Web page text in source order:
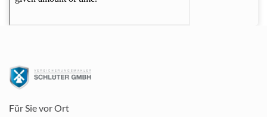
Für Sie vor Ort